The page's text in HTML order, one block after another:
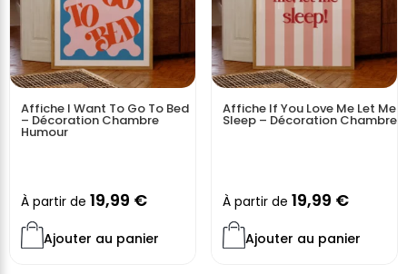
Style aquarelle tendre et poétique
Messages éducatifs qui encouragent bienveillance,
courage et sagesse
Parfait pour une décoration enfantine magique et
apaisante
Qualité d’impression premium
Transformez la chambre de votre enfant en un univers
enchanté où la créativité, la douceur et l’aventure sont
toujours au rendez-vous.
Affiche I Want To Go To Bed
– Décoration Chambre
Humour
À partir de 19,99 €
Ajouter au panier
Affiche If You Love Me Let Me
Sleep – Décoration Chambre
À partir de 19,99 €
Ajouter au panier